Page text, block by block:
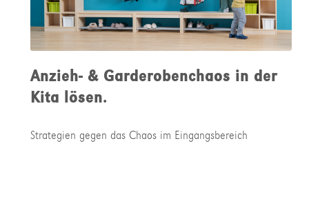
Anzieh- & Garderobenchaos in der
Kita lösen.
Strategien gegen das Chaos im Eingangsbereich